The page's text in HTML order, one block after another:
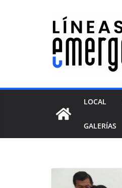
LOCAL
GALERÍAS